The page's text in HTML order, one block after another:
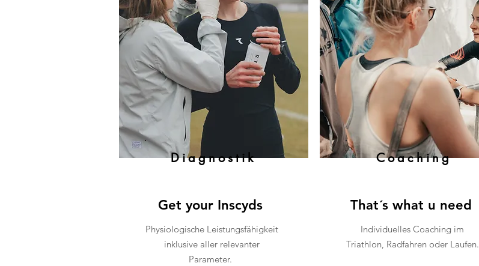
Diagnostik
Get your Inscyds
Physiologische Leistungsfähigkeit
inklusive aller relevanter
Parameter.
Coaching
That´s what u need
Individuelles Coaching im
Triathlon, Radfahren oder Laufen.